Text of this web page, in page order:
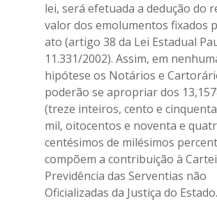
lei, será efetuada a dedução do
valor dos emolumentos fixados
ato (artigo 38 da Lei Estadual
11.331/2002). Assim, em
hipótese os Notários e
poderão se apropriar dos
(treze inteiros, cento e
mil, oitocentos e noventa e
centésimos de milésimos
compõem a contribuição à
Previdência das Serventias não
Oficializadas da Justiça do Estado.